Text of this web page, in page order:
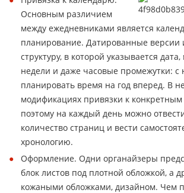
Основным различием
между ежедневниками является
планирование. Датированные версии
структуру, в которой указывается
недели и даже часовые промежутки: с
планировать время на год вперед. В
модификациях привязки к
поэтому на каждый день можно
количество страниц и вести
хронологию.
Оформление. Одни органайзеры
блок листов под плотной обложкой, а
кожаными обложками, дизайном. Чем